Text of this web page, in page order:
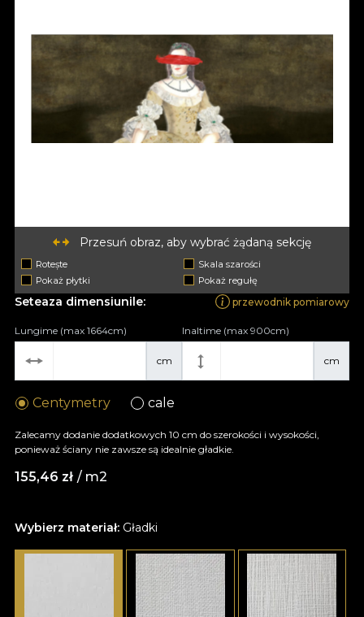
Przesuń obraz, aby wybrać żądaną sekcję
Rotește
Skala szarości
Pokaż płytki
Pokaż regułę
Wybierz materiał: Gładki
Seteaza dimensiunile: przewodnik pomiarowy
cm
Lungime (max 1664cm)
cm
Inaltime (max 900cm)
Centymetry cale
Zalecamy dodanie dodatkowych 10 cm do szerokości i wysokości,
ponieważ ściany nie zawsze są idealnie gładkie.
155,46 zł / m2